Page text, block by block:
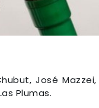
José
Plumas.